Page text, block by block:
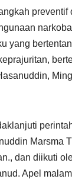
preventif
yang
Marsma
dan diikuti
Apel malam